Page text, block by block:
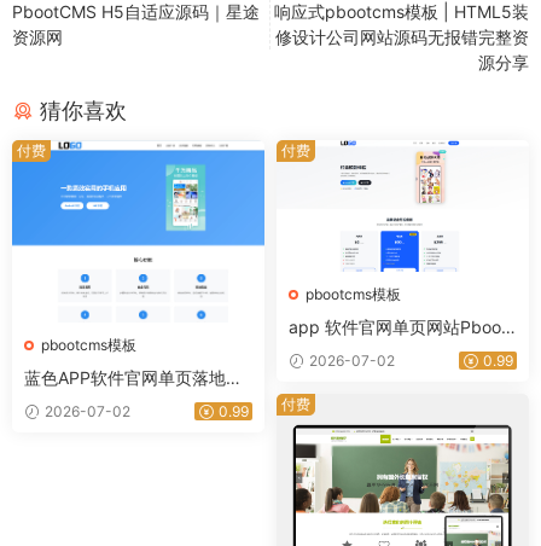
PbootCMS H5自适应源码｜星途
资源网
响应式pbootcms模板 | HTML5装
修设计公司网站源码无报错完整资
源分享
猜你喜欢
pbootcms模板
蓝色APP软件官网单页落地页
整站源码 PHP 自适应应用产
品宣传下载单页网站模板｜星
2026-07-02 0.99
付费
pbootcms模板
app 软件官网单页网站Pboot
CMS模板 整站源码｜星途资源
网
2026-07-02 0.99
付费
付费